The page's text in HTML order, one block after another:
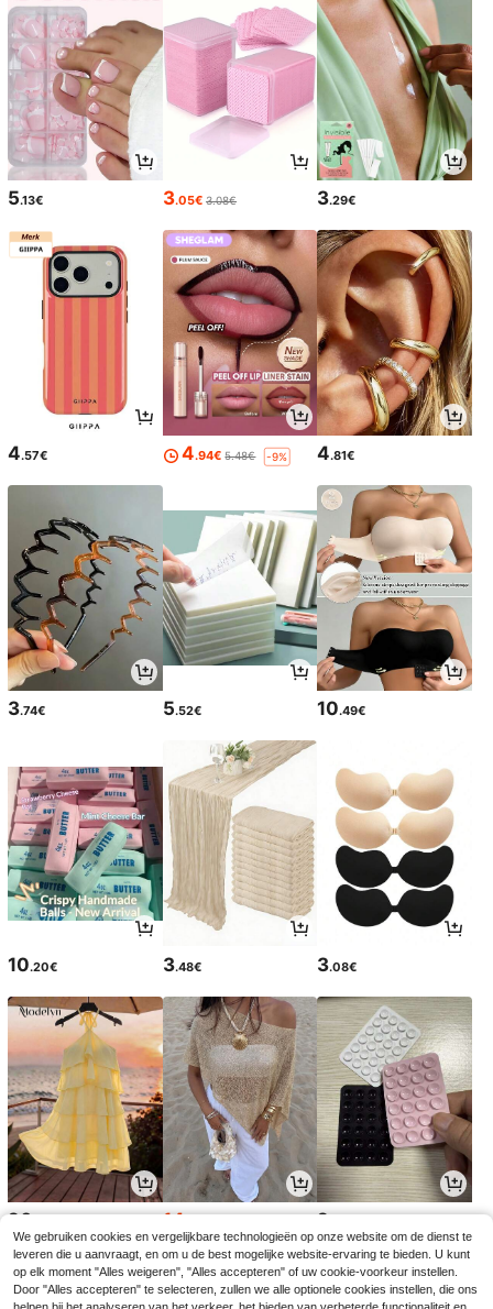
5.13€ 3.05€ 3.08€ 3.29€
4.57€ 4.94€ 5.48€ -9% 4.81€
3.74€ 5.52€ 10.49€
10.20€ 3.48€ 3.08€
20 14 2
We gebruiken cookies en vergelijkbare technologieën op onze website om de dienst te
leveren die u aanvraagt, en om u de best mogelijke website-ervaring te bieden. U kunt
op elk moment "Alles weigeren", "Alles accepteren" of uw cookie-voorkeur instellen.
Door "Alles accepteren" te selecteren, zullen we alle optionele cookies instellen, die ons